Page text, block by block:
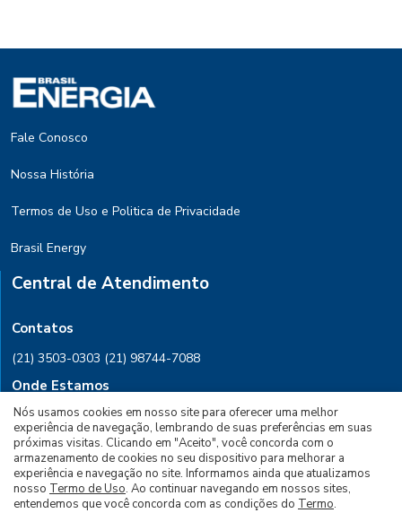
Nós usamos cookies em nosso site para oferecer uma melhor
experiência de navegação, lembrando de suas preferências em suas
próximas visitas. Clicando em "Aceito", você concorda com o
armazenamento de cookies no seu dispositivo para melhorar a
experiência e navegação no site. Informamos ainda que atualizamos
nosso Termo de Uso. Ao continuar navegando em nossos sites,
entendemos que você concorda com as condições do Termo.
Fale Conosco
Nossa História
Termos de Uso e Politica de Privacidade
Brasil Energy
Central de Atendimento
Contatos
(21) 3503-0303 (21) 98744-7088
Onde Estamos
Rio de Janeiro, Rua Conselheiro
Saraiva, 28 Sala 601, CEP 20091-030
PARA ASSINAR